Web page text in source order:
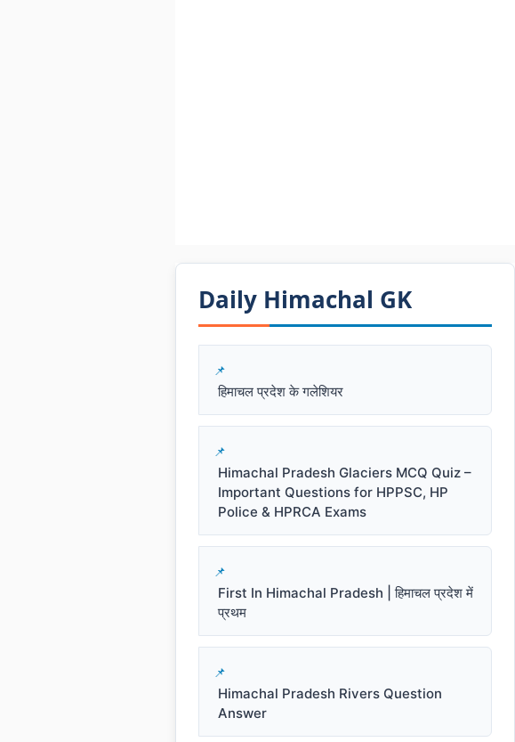
Daily Himachal GK​​
हिमाचल प्रदेश के गलेशियर
Himachal Pradesh Glaciers MCQ Quiz –
Important Questions for HPPSC, HP
Police & HPRCA Exams
First In Himachal Pradesh | हिमाचल प्रदेश में
प्रथम
Himachal Pradesh Rivers Question
Answer